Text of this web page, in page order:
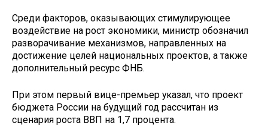
Среди факторов, оказывающих стимулирующее
воздействие на рост экономики, министр обозначил
разворачивание механизмов, направленных на
достижение целей национальных проектов, а также
дополнительный ресурс ФНБ.
При этом первый вице-премьер указал, что проект
бюджета России на будущий год рассчитан из
сценария роста ВВП на 1,7 процента.